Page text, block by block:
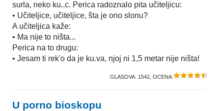
surla, neko ku..c. Perica radoznalo pita učiteljicu:
• Učiteljice, učiteljice, šta je ono slonu?
A učiteljica kaže:
• Ma nije to ništa...
Perica na to drugu:
• Jesam ti rek'o da je ku.va, njoj ni 1,5 metar nije ništa!
GLASOVA: 1542 , OCENA:
U porno bioskopu